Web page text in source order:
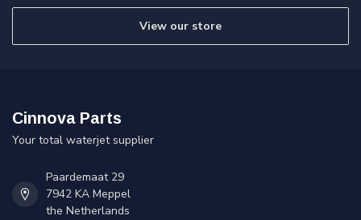
View our store
Cinnova Parts
Your total waterjet supplier
Paardemaat 29
7942 KA Meppel
the Netherlands